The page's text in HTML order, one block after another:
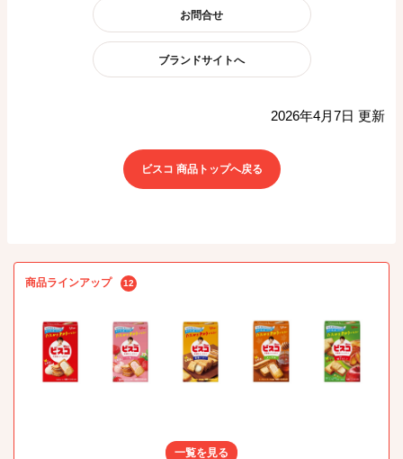
お問合せ
ブランドサイトへ
2026年4月7日 更新
ビスコ 商品トップへ戻る
商品ラインアップ 12
一覧を見る